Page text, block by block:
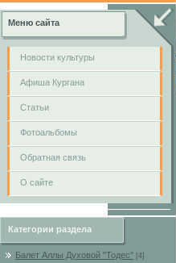
Меню сайта
Новости культуры
Афиша Кургана
Cтатьи
Фотоальбомы
Обратная связь
О сайте
Категории раздела
Балет Аллы Духовой "Тодес" [4]